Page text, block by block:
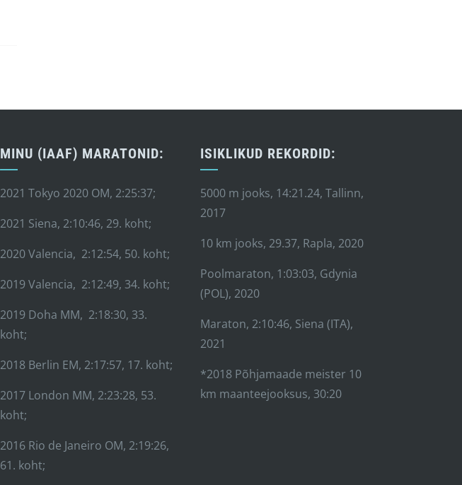
MINU (IAAF) MARATONID:
2021 Tokyo 2020 OM, 2:25:37;
2021 Siena, 2:10:46, 29. koht;
2020 Valencia, 2:12:54, 50. koht;
2019 Valencia, 2:12:49, 34. koht;
2019 Doha MM, 2:18:30, 33.
koht;
2018 Berlin EM, 2:17:57, 17. koht;
2017 London MM, 2:23:28, 53.
koht;
2016 Rio de Janeiro OM, 2:19:26,
61. koht;
ISIKLIKUD REKORDID:
5000 m jooks, 14:21.24, Tallinn,
2017
10 km jooks, 29.37, Rapla, 2020
Poolmaraton, 1:03:03, Gdynia
(POL), 2020
Maraton, 2:10:46, Siena (ITA),
2021
*2018 Põhjamaade meister 10
km maanteejooksus, 30:20